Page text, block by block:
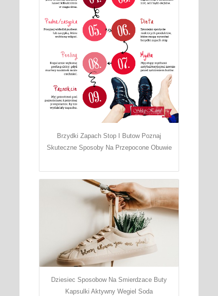
Brzydki Zapach Stop I Butow Poznaj
Skuteczne Sposoby Na Przepocone Obuwie
Dziesiec Sposobow Na Smierdzace Buty
Kapsulki Aktywny Wegiel Soda